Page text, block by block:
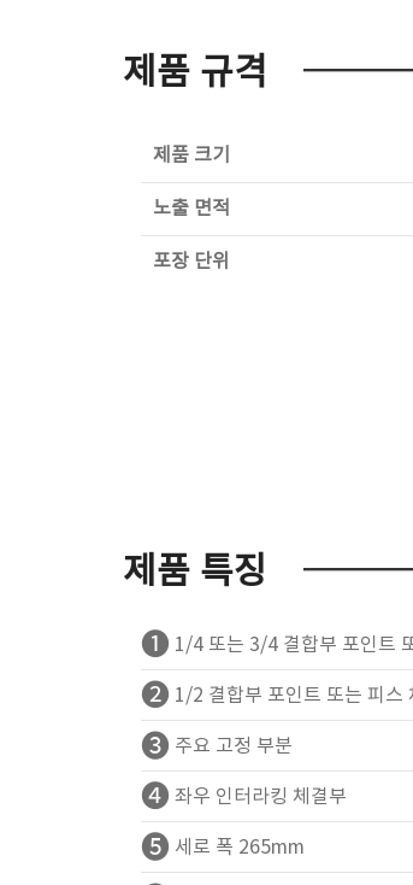
제품 규격
제품 크기
노출 면적
포장 단위
제품 특징
❶ 1/4 또는 3/4 결합부 포인트
❷ 1/2 결합부 포인트 또는 피스
❸ 주요 고정 부분
❹ 좌우 인터라킹 체결부
❺ 세로 폭 265mm